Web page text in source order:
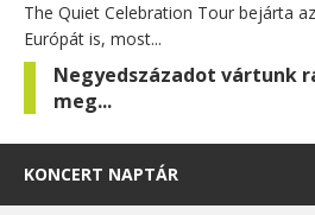
The Quiet Celebration Tour bejárta
Európát is, most...
Negyedszázadot vártunk
meg...
KONCERT NAPTÁR